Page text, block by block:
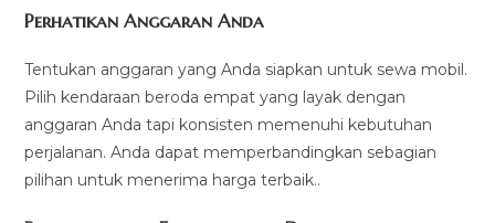
Perhatikan Anggaran Anda
Tentukan anggaran yang Anda siapkan untuk sewa mobil.
Pilih kendaraan beroda empat yang layak dengan
anggaran Anda tapi konsisten memenuhi kebutuhan
perjalanan. Anda dapat memperbandingkan sebagian
pilihan untuk menerima harga terbaik..